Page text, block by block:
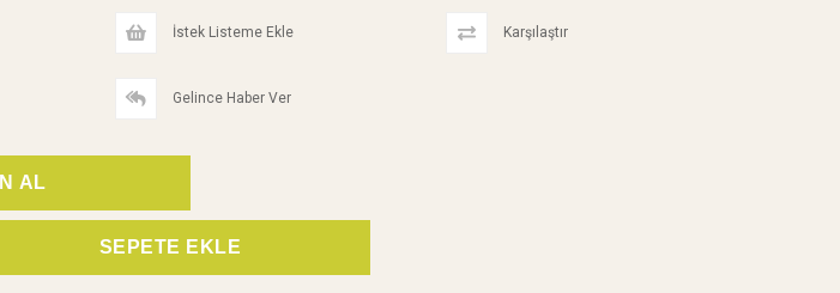
İstek Listeme Ekle Karşılaştır
Gelince Haber Ver